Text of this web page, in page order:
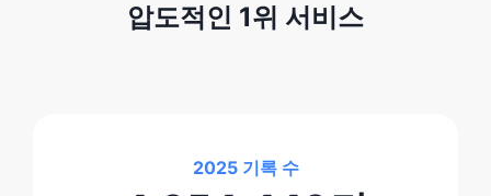
압도적인 1위 서비스
2025 기록 수